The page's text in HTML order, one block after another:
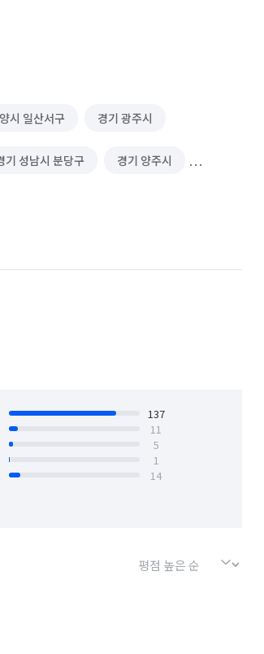
시 일산서구 경기 광주시
기 성남시 분당구 경기 양주시
은평구 서울 종로구
137
11
5
1
14